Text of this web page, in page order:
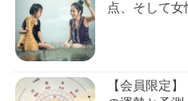
点、そして
【会員限定